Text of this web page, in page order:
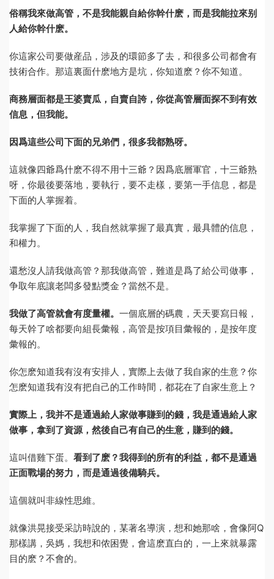
俗稱我來做高管，不是我能親自給你幹什麽，而是我能拉來别
人給你幹什麽。
你這家公司要做産品，涉及的環節多了去，和很多公司都會有
技術合作。那這裏面什麽地方是坑，你知道麽？你不知道。
商務層面都是王婆賣瓜，自賣自誇，你從高管層面探不到有效
信息，但我能。
因爲這些公司下面的兄弟們，很多我都熟呀。
這就像四爺爲什麽不得不用十三爺？因爲底層軍官，十三爺熟
呀，你最後要落地，要執行，要不走樣，要第一手信息，都是
下面的人掌握着。
我掌握了下面的人，我自然就掌握了最真實，最具體的信息，
和權力。
還愁沒人請我做高管？那我做高管，難道是爲了給公司做事，
争取年底讓老闆多發點獎金？當然不是。
我做了高管就會有度量權。 一個底層的碼農，天天要寫日報，
每天幹了啥都要向組長彙報，高管是按項目彙報的，是按年度
彙報的。
你怎麽知道我有沒有安排人，實際上去做了我自家的生意？你
怎麽知道我有沒有把自己的工作時間，都花在了自家生意上？
實際上，我并不是通過給人家做事賺到的錢，我是通過給人家
做事，拿到了資源，然後自己有自己的生意，賺到的錢。
這叫借雞下蛋。 看到了麽？我得到的所有的利益，都不是通過
正面戰場的努力，而是通過後備騎兵。
這個就叫非線性思維。
就像洪晃接受采訪時說的，某著名導演，想和她那啥，會像阿Q
那樣講，吳媽，我想和侬困覺，會這麽直白的，一上來就暴露
目的麽？不會的。